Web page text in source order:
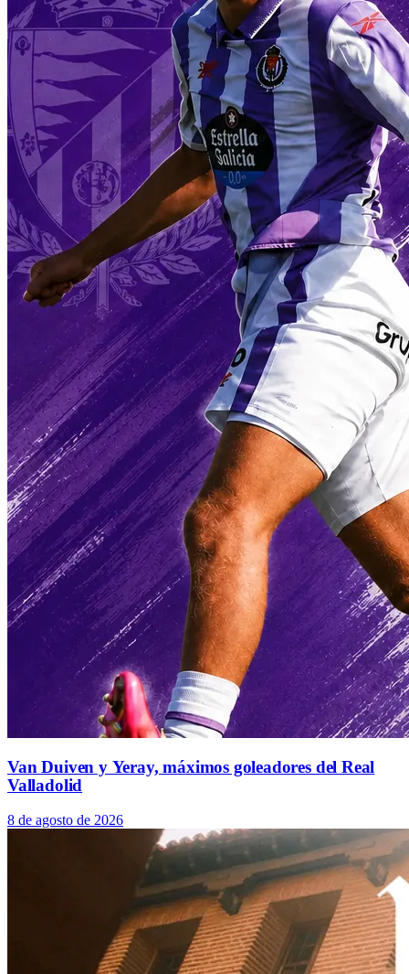
Van Duiven y Yeray, máximos goleadores del Real
Valladolid
8 de agosto de 2026